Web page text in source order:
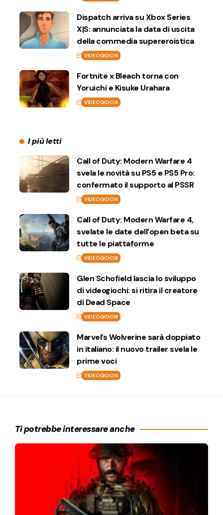
Dispatch arriva su Xbox Series
X|S: annunciata la data di uscita
della commedia supereroistica
VIDEOGIOCHI
Fortnite x Bleach torna con
Yoruichi e Kisuke Urahara
VIDEOGIOCHI
I più letti
Call of Duty: Modern Warfare 4
svela le novità su PS5 e PS5 Pro:
confermato il supporto al PSSR
VIDEOGIOCHI
Call of Duty: Modern Warfare 4,
svelate le date dell’open beta su
tutte le piattaforme
VIDEOGIOCHI
Glen Schofield lascia lo sviluppo
di videogiochi: si ritira il creatore
di Dead Space
VIDEOGIOCHI
Marvel’s Wolverine sarà doppiato
in italiano: il nuovo trailer svela le
prime voci
VIDEOGIOCHI
Ti potrebbe interessare anche